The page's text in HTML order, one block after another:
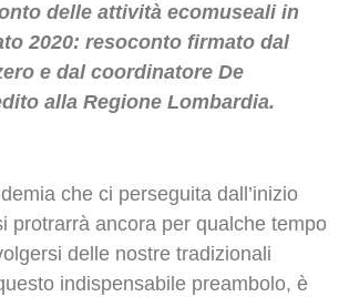
delle attività ecomuseali in
2020: resoconto firmato dal
e dal coordinatore De
alla Regione Lombardia.
che ci perseguita dall’inizio
protrarrà ancora per qualche tempo
delle nostre tradizionali
indispensabile preambolo, è